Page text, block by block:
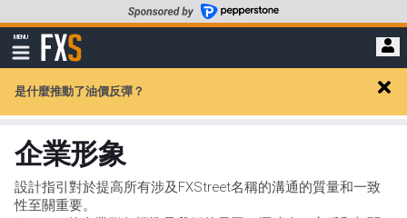
至
要
MENU
顯
示
航
FXStreet
是什麼推動了油價反彈？
alert
企業形象
企業形象
設計指引對於提高所有涉及FXStreet名稱的溝通的質量和一致
性至關重要。